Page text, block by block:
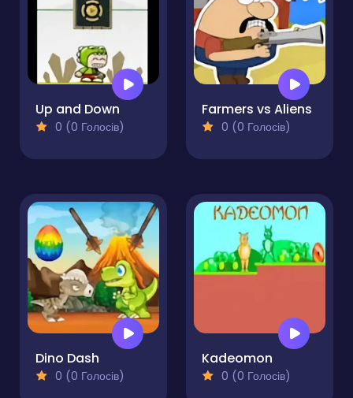
Up and Down
0 (0 Голосів)
Farmers vs Aliens
0 (0 Голосів)
Dino Dash
0 (0 Голосів)
Kadeomon
0 (0 Голосів)